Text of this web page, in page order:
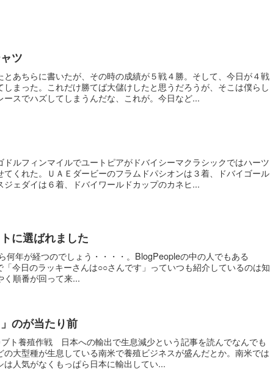
ツ
あちらに書いたが、その時の成績が５戦４勝。そして、今日が４戦
しまった。これだけ勝てば大儲けしたと思うだろうが、そこは僕らし
ースでハズしてしまうんだな、これが。今日など...
ドルフィンマイルでユートピアがドバイシーマクラシックではハーツ
てくれた。ＵＡＥダービーのフラムドパシオンは３着、ドバイゴール
ェダイは６着、ドバイワールドカップのカネヒ...
に選ばれました
何年が経つのでしょう・・・・。BlogPeopleの中の人でもある
今日のラッキーさんは○○さんです」っていつも紹介しているのは知
く順番が回って来...
のが当たり前
ト養殖作戦 日本への輸出で生息減少という記事を読んでなんでも
大型種が生息している南米で養殖ビジネスが盛んだとか。南米では
人気がなくもっぱら日本に輸出してい...